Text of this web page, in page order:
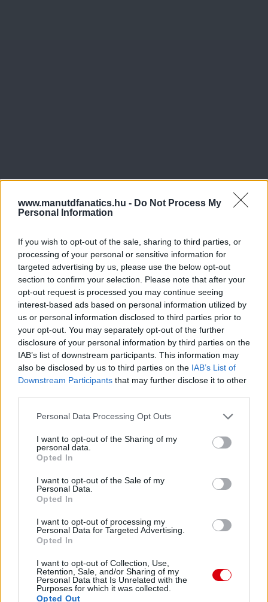
www.manutdfanatics.hu - Do Not Process My
Personal Information
If you wish to opt-out of the sale, sharing to third parties, or
processing of your personal or sensitive information for
targeted advertising by us, please use the below opt-out
section to confirm your selection. Please note that after your
opt-out request is processed you may continue seeing
interest-based ads based on personal information utilized by
us or personal information disclosed to third parties prior to
your opt-out. You may separately opt-out of the further
disclosure of your personal information by third parties on the
IAB’s list of downstream participants. This information may
also be disclosed by us to third parties on the IAB’s List of
Downstream Participants that may further disclose it to other
Please note that this website/app uses one or more Google
not limited to your visit or usage behaviour. You may click to
grant or deny consent to Google and its third-party tags to
use your data for below specified purposes in below Google
consent section.
Personal Data Processing Opt Outs
I want to opt-out of the Sharing of my
personal data.
Opted In
I want to opt-out of the Sale of my
Personal Data.
Opted In
I want to opt-out of processing my
Personal Data for Targeted Advertising.
Opted In
I want to opt-out of Collection, Use,
Retention, Sale, and/or Sharing of my
Personal Data that Is Unrelated with the
Purposes for which it was collected.
Opted Out